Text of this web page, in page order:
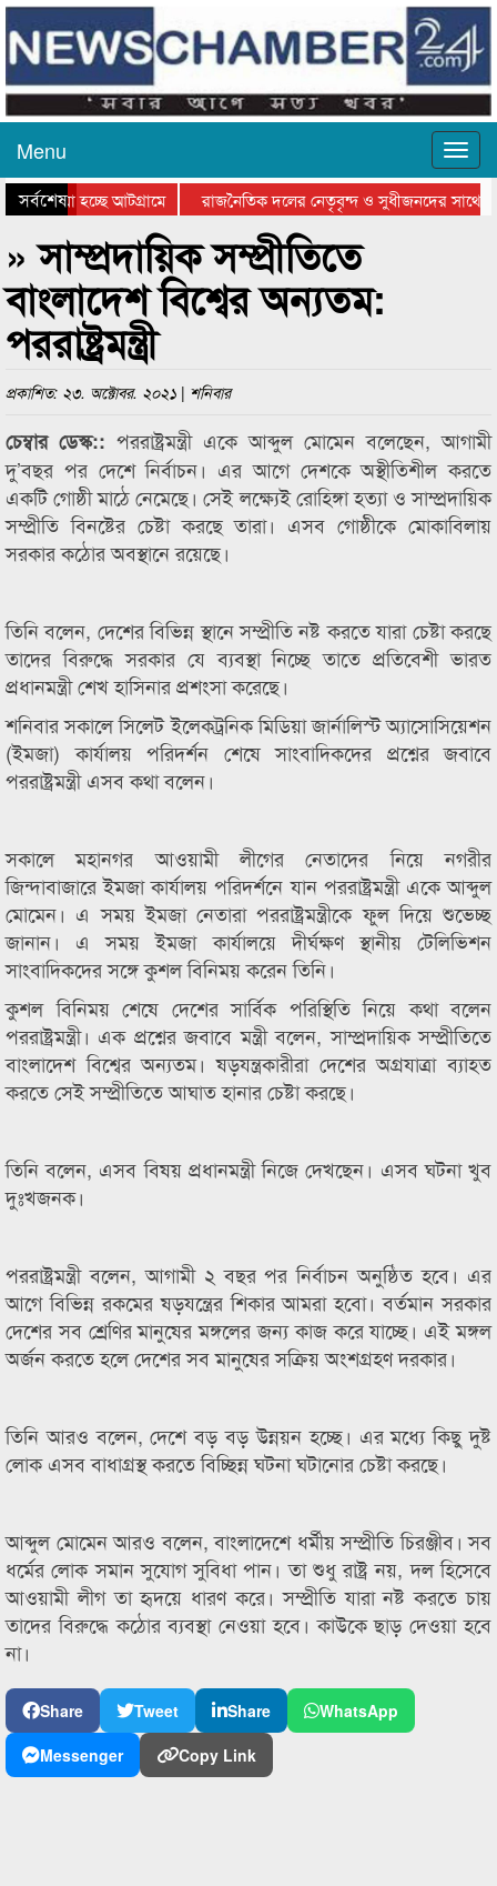
Menu
সর্বশেষ
যাওয়া হচ্ছে আটগ্রামে
রাজনৈতিক দলের নেতৃবৃন্দ ও সুধীজনদের সাথে
পুরস্কার বিতরণ সম্পন্ন
সিলেটে বাংলাদেশ গ্রুপ থিয়েটার ফেডারেশানের
» সাম্প্রদায়িক সম্প্রীতিতে
বাংলাদেশ বিশ্বের অন্যতম:
পররাষ্ট্রমন্ত্রী
প্রকাশিত: ২৩. অক্টোবর. ২০২১ | শনিবার
চেম্বার ডেস্ক:: পররাষ্ট্রমন্ত্রী একে আব্দুল মোমেন বলেছেন, আগামী
দু’বছর পর দেশে নির্বাচন। এর আগে দেশকে অস্থীতিশীল করতে
একটি গোষ্ঠী মাঠে নেমেছে। সেই লক্ষ্যেই রোহিঙ্গা হত্যা ও সাম্প্রদায়িক
সম্প্রীতি বিনষ্টের চেষ্টা করছে তারা। এসব গোষ্ঠীকে মোকাবিলায়
সরকার কঠোর অবস্থানে রয়েছে।
তিনি বলেন, দেশের বিভিন্ন স্থানে সম্প্রীতি নষ্ট করতে যারা চেষ্টা করছে
তাদের বিরুদ্ধে সরকার যে ব্যবস্থা নিচ্ছে তাতে প্রতিবেশী ভারত
প্রধানমন্ত্রী শেখ হাসিনার প্রশংসা করেছে।
শনিবার সকালে সিলেট ইলেকট্রনিক মিডিয়া জার্নালিস্ট অ্যাসোসিয়েশন
(ইমজা) কার্যালয় পরিদর্শন শেষে সাংবাদিকদের প্রশ্নের জবাবে
পররাষ্ট্রমন্ত্রী এসব কথা বলেন।
সকালে মহানগর আওয়ামী লীগের নেতাদের নিয়ে নগরীর
জিন্দাবাজারে ইমজা কার্যালয় পরিদর্শনে যান পররাষ্ট্রমন্ত্রী একে আব্দুল
মোমেন। এ সময় ইমজা নেতারা পররাষ্ট্রমন্ত্রীকে ফুল দিয়ে শুভেচ্ছ
জানান। এ সময় ইমজা কার্যালয়ে দীর্ঘক্ষণ স্থানীয় টেলিভিশন
সাংবাদিকদের সঙ্গে কুশল বিনিময় করেন তিনি।
কুশল বিনিময় শেষে দেশের সার্বিক পরিস্থিতি নিয়ে কথা বলেন
পররাষ্ট্রমন্ত্রী। এক প্রশ্নের জবাবে মন্ত্রী বলেন, সাম্প্রদায়িক সম্প্রীতিতে
বাংলাদেশ বিশ্বের অন্যতম। ষড়যন্ত্রকারীরা দেশের অগ্রযাত্রা ব্যাহত
করতে সেই সম্প্রীতিতে আঘাত হানার চেষ্টা করছে।
তিনি বলেন, এসব বিষয় প্রধানমন্ত্রী নিজে দেখছেন। এসব ঘটনা খুব
দুঃখজনক।
পররাষ্ট্রমন্ত্রী বলেন, আগামী ২ বছর পর নির্বাচন অনুষ্ঠিত হবে। এর
আগে বিভিন্ন রকমের ষড়যন্ত্রের শিকার আমরা হবো। বর্তমান সরকার
দেশের সব শ্রেণির মানুষের মঙ্গলের জন্য কাজ করে যাচ্ছে। এই মঙ্গল
অর্জন করতে হলে দেশের সব মানুষের সক্রিয় অংশগ্রহণ দরকার।
তিনি আরও বলেন, দেশে বড় বড় উন্নয়ন হচ্ছে। এর মধ্যে কিছু দুষ্ট
লোক এসব বাধাগ্রস্থ করতে বিচ্ছিন্ন ঘটনা ঘটানোর চেষ্টা করছে।
আব্দুল মোমেন আরও বলেন, বাংলাদেশে ধর্মীয় সম্প্রীতি চিরঞ্জীব। সব
ধর্মের লোক সমান সুযোগ সুবিধা পান। তা শুধু রাষ্ট্র নয়, দল হিসেবে
আওয়ামী লীগ তা হৃদয়ে ধারণ করে। সম্প্রীতি যারা নষ্ট করতে চায়
তাদের বিরুদ্ধে কঠোর ব্যবস্থা নেওয়া হবে। কাউকে ছাড় দেওয়া হবে
না।
Share Tweet Share
WhatsApp
Messenger
Copy Link